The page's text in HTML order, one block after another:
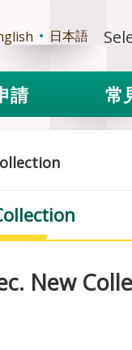
日本語
請 常
New